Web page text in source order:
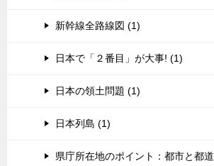
新幹線全路線図 (1)
日本で「２番目」が大事! (1)
日本の領土問題 (1)
日本列島 (1)
県庁所在地のポイント：都市と都